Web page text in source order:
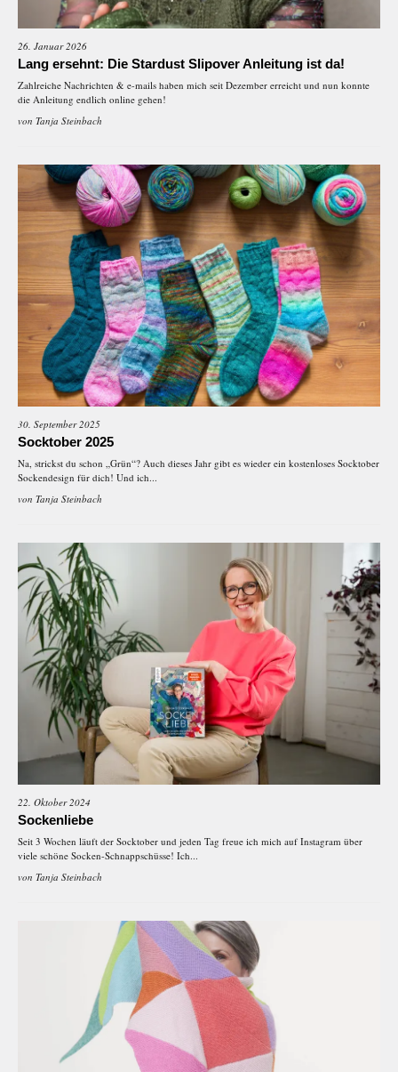
26. Januar 2026
Lang ersehnt: Die Stardust Slipover Anleitung ist da!
Zahlreiche Nachrichten & e-mails haben mich seit Dezember erreicht und nun konnte
die Anleitung endlich online gehen!
von Tanja Steinbach
30. September 2025
Socktober 2025
Na, strickst du schon „Grün“? Auch dieses Jahr gibt es wieder ein kostenloses Socktober
Sockendesign für dich! Und ich...
von Tanja Steinbach
22. Oktober 2024
Sockenliebe
Seit 3 Wochen läuft der Socktober und jeden Tag freue ich mich auf Instagram über
viele schöne Socken-Schnappschüsse! Ich...
von Tanja Steinbach